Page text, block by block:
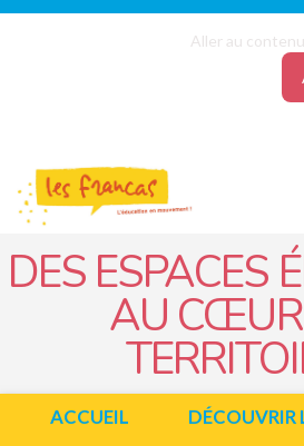
Aller au contenu
DES ESPACES
AU
ACCUEIL
DÉCOUVRIR
Panneau de gestion des cookies